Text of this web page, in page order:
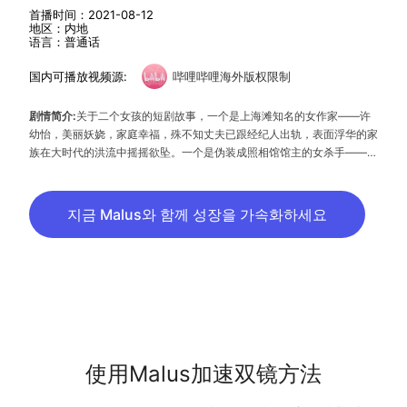
首播时间：2021-08-12
地区：内地
语言：普通话
国内可播放视频源: 哔哩哔哩海外版权限制
剧情简介:关于二个女孩的短剧故事，一个是上海滩知名的女作家——许
幼怡，美丽妖娆，家庭幸福，殊不知丈夫已跟经纪人出轨，表面浮华的家
族在大时代的洪流中摇摇欲坠。一个是伪装成照相馆馆主的女杀手——严
温度。她们之间如闺蜜般邂逅相逢，然后联手灭渣男、除小三、拯救各自
的人生。她们永远互相猜忌，但又永远彼此信任，而命运给她们的答案只
有一个，就是一路前行，绝不退缩。
지금 Malus와 함께 성장을 가속화하세요
使用Malus加速双镜方法